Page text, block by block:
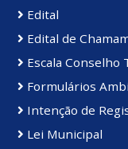
Edital
Edital de
Escala Conselho
Formulários
Intenção de
Lei Municipal